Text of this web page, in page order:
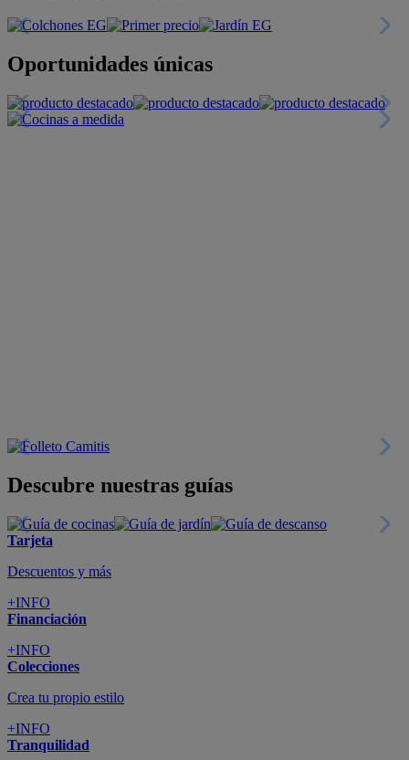
Oportunidades únicas
Descubre nuestras guías
Tarjeta
Descuentos y más
+INFO
Financiación
+INFO
Colecciones
Crea tu propio estilo
+INFO
Tranquilidad